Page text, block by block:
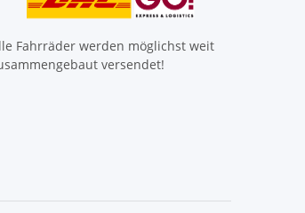
Fahrräder werden möglichst weit
versendet!